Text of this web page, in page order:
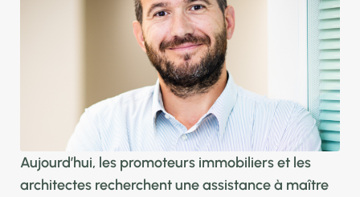
Aujourd’hui, les promoteurs immobiliers et les
architectes recherchent une assistance à maître